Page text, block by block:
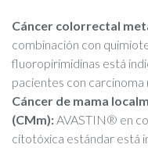
Cáncer colorrectal
combinación con
fluoropirimidinas está
pacientes con
Cáncer de mama
(CMm): AVASTIN® en
citotóxica estándar está